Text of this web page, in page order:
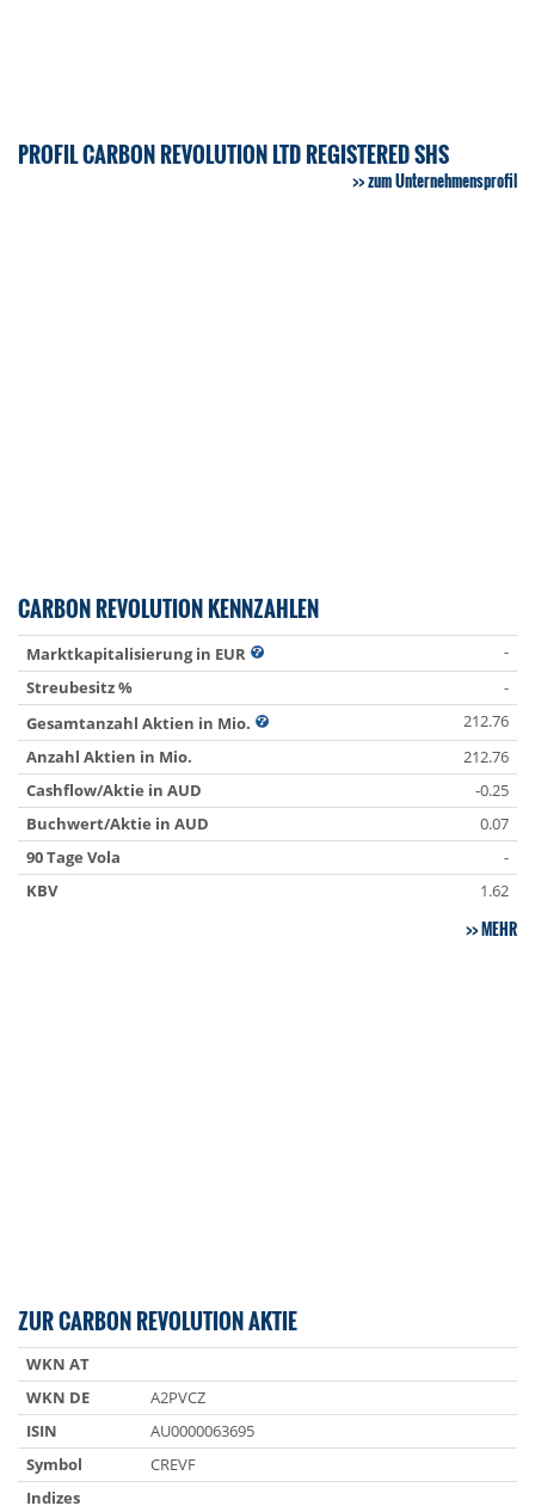
PROFIL CARBON REVOLUTION LTD REGISTERED SHS
zum Unternehmensprofil
CARBON REVOLUTION KENNZAHLEN
Marktkapitalisierung in EUR
-
Streubesitz %
-
Gesamtanzahl Aktien in Mio.
212.76
Anzahl Aktien in Mio.
212.76
Cashflow/Aktie in AUD
-0.25
Buchwert/Aktie in AUD
0.07
90 Tage Vola
-
KBV
1.62
MEHR
ZUR CARBON REVOLUTION AKTIE
WKN AT
WKN DE
A2PVCZ
ISIN
AU0000063695
Symbol
CREVF
Indizes